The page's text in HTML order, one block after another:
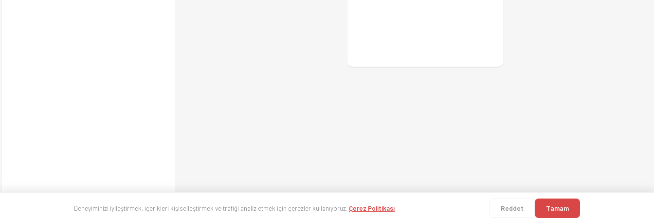
Deneyiminizi iyileştirmek, içerikleri kişiselleştirmek ve trafiği analiz etmek için çerezler kullanıyoruz. Çerez Politikası Reddet Tamam